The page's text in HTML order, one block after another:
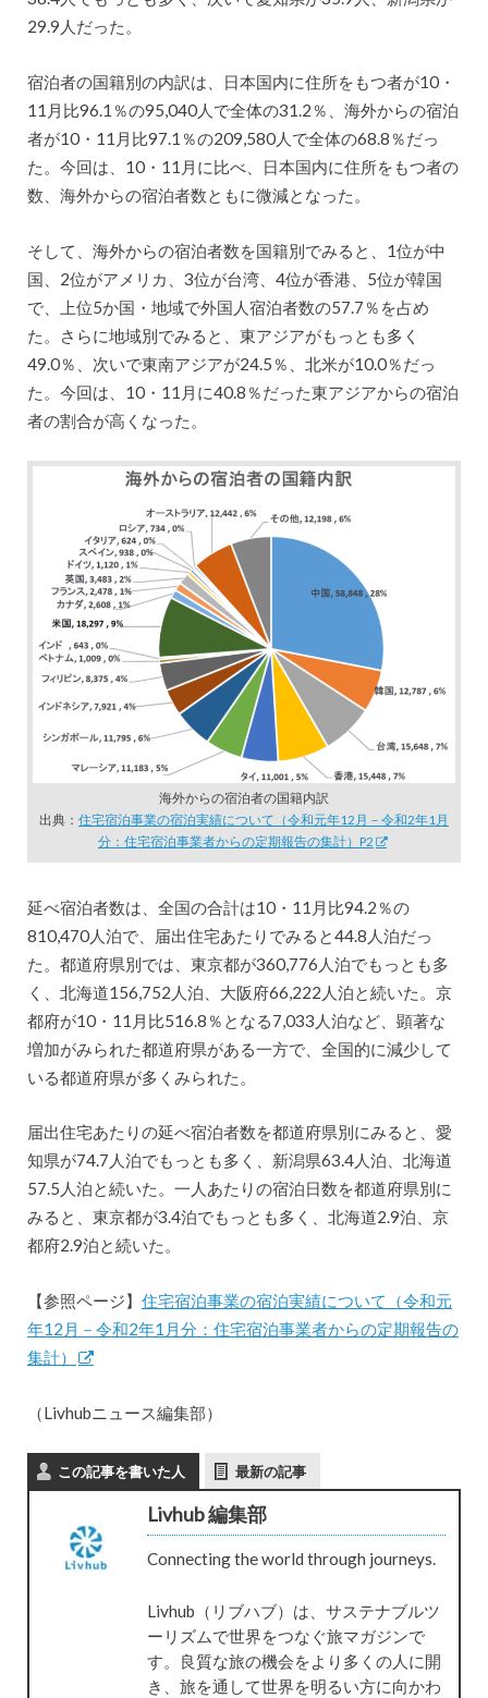
29.9人だった。
宿泊者の国籍別の内訳は、日本国内に住所をもつ者が10・
11月比96.1％の95,040人で全体の31.2％、海外からの宿泊
者が10・11月比97.1％の209,580人で全体の68.8％だっ
た。今回は、10・11月に比べ、日本国内に住所をもつ者の
数、海外からの宿泊者数ともに微減となった。
そして、海外からの宿泊者数を国籍別でみると、1位が中
国、2位がアメリカ、3位が台湾、4位が香港、5位が韓国
で、上位5か国・地域で外国人宿泊者数の57.7％を占め
た。さらに地域別でみると、東アジアがもっとも多く
49.0％、次いで東南アジアが24.5％、北米が10.0％だっ
た。今回は、10・11月に40.8％だった東アジアからの宿泊
者の割合が高くなった。
海外からの宿泊者の国籍内訳
出典： 住宅宿泊事業の宿泊実績について（令和元年12月－令和2年1月
分：住宅宿泊事業者からの定期報告の集計）P2
延べ宿泊者数は、全国の合計は10・11月比94.2％の
810,470人泊で、届出住宅あたりでみると44.8人泊だっ
た。都道府県別では、東京都が360,776人泊でもっとも多
く、北海道156,752人泊、大阪府66,222人泊と続いた。京
都府が10・11月比516.8％となる7,033人泊など、顕著な
増加がみられた都道府県がある一方で、全国的に減少して
いる都道府県が多くみられた。
届出住宅あたりの延べ宿泊者数を都道府県別にみると、愛
知県が74.7人泊でもっとも多く、新潟県63.4人泊、北海道
57.5人泊と続いた。一人あたりの宿泊日数を都道府県別に
みると、東京都が3.4泊でもっとも多く、北海道2.9泊、京
都府2.9泊と続いた。
【参照ページ】 住宅宿泊事業の宿泊実績について（令和元
年12月－令和2年1月分：住宅宿泊事業者からの定期報告の
集計）
（Livhubニュース編集部）
この記事を書いた人 最新の記事
Livhub 編集部
Connecting the world through journeys.
Livhub（リブハブ）は、サステナブルツ
ーリズムで世界をつなぐ旅マガジンで
す。良質な旅の機会をより多くの人に開
き、旅を通して世界を明るい方に向かわ